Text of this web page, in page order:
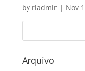
by rladmin | Nov
Arquivo